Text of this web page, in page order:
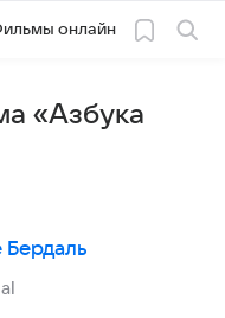
онлайн
«Азбука
Бердаль